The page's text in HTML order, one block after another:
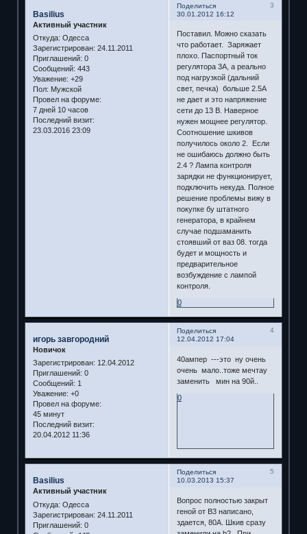
Поделиться
3
30.01.2012 16:12
Basilius
Активный участник
Откуда: Одесса
Зарегистрирован: 24.11.2011
Приглашений: 0
Сообщений: 443
Уважение: +29
Пол: Мужской
Провел на форуме:
7 дней 10 часов
Последний визит:
23.03.2016 23:09
Поставил. Можно сказать
что работает. Заряжает
плохо. Паспортный ток
регулятора 3А, а реально
под нагрузкой (дальний
свет, печка) больше 2.5А
не дает и это напряжение
сети до 13 В. Наверное
нужен мощнее регулятор.
Соотношение шкивов
получилось около 2. Если
не ошибаюсь должно быть
2.4 ? Лампа контроля
зарядки не функционирует,
подключить некуда. Полное
решение проблемы вижу в
покупке бу штатного
генератора, в крайнем
случае подшаманить
стоявший от ваз 08. тогда
будет и мощность и
предварительное
возбуждение с лампой
контроля.
0
Поделиться
4
12.04.2012 17:04
игорь завгородний
Новичок
Зарегистрирован: 12.04.2012
Приглашений: 0
Сообщений: 1
Уважение: +0
Провел на форуме:
45 минут
Последний визит:
20.04.2012 11:36
40ампер ---это ну очень
очень мало..тоже мечтау
заменить мин на 90й..
0
Поделиться
5
10.03.2013 15:37
Basilius
Активный участник
Откуда: Одесса
Зарегистрирован: 24.11.2011
Приглашений: 0
Вопрос полностью закрыт
геной от B3 написано,
здается, 80А. Шкив сразу